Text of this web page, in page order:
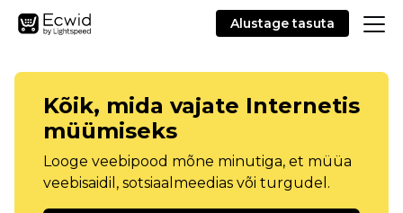
Alustage tasuta
Kõik, mida vajate Internetis
müümiseks
Looge veebipood mõne minutiga, et müüa
veebisaidil, sotsiaalmeedias või turgudel.